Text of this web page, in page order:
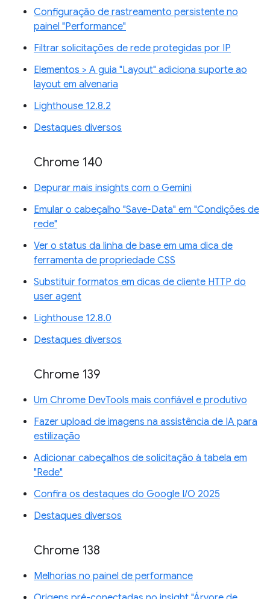
Configuração de rastreamento persistente no
painel "Performance"
Filtrar solicitações de rede protegidas por IP
Elementos > A guia "Layout" adiciona suporte ao
layout em alvenaria
Lighthouse 12.8.2
Destaques diversos
Chrome 140
Depurar mais insights com o Gemini
Emular o cabeçalho "Save-Data" em "Condições de
rede"
Ver o status da linha de base em uma dica de
ferramenta de propriedade CSS
Substituir formatos em dicas de cliente HTTP do
user agent
Lighthouse 12.8.0
Destaques diversos
Chrome 139
Um Chrome DevTools mais confiável e produtivo
Fazer upload de imagens na assistência de IA para
estilização
Adicionar cabeçalhos de solicitação à tabela em
"Rede"
Confira os destaques do Google I/O 2025
Destaques diversos
Chrome 138
Melhorias no painel de performance